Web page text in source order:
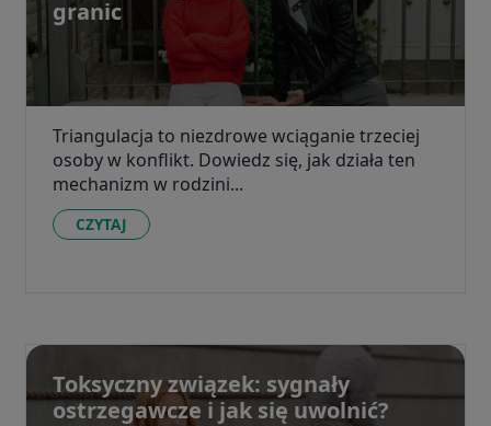
granic
Triangulacja to niezdrowe wciąganie trzeciej
osoby w konflikt. Dowiedz się, jak działa ten
mechanizm w rodzini...
CZYTAJ
Toksyczny związek: sygnały
ostrzegawcze i jak się uwolnić?